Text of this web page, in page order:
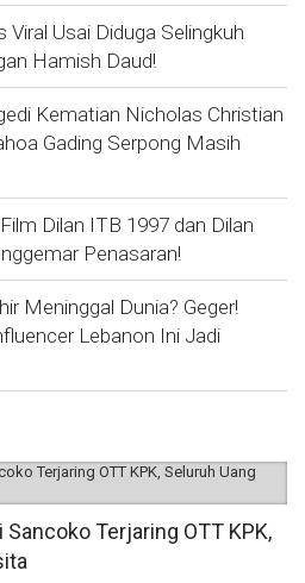
Usai Diduga Selingkuh
Hamish Daud!
Kematian Nicholas Christian
Gading Serpong Masih
Dilan ITB 1997 dan Dilan
Penasaran!
Meninggal Dunia? Geger!
Lebanon Ini Jadi
Terjaring OTT KPK,